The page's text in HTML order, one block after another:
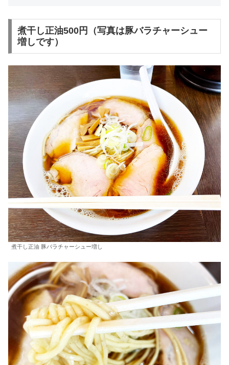
煮干し正油500円（写真は豚バラチャーシュー
増しです）
煮干し正油 豚バラチャーシュー増し